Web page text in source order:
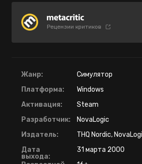
Рецензии критиков
Жанр:
Симулятор
Платформа:
Windows
Активация:
Steam
Разработчик:
NovaLogic
Издатель:
THQ Nordic,
Дата
выхода:
31 марта 2000